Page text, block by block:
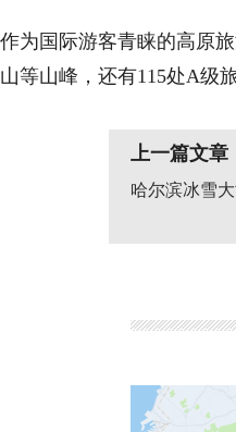
作为国际游客青睐的高原
山等山峰，还有115处A级
上一篇文章
哈尔滨冰雪